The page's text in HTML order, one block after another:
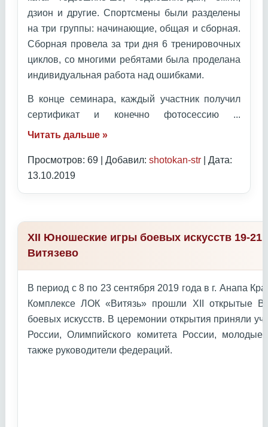
дзион и другие. Спортсмены были разделены
на три группы: начинающие, общая и сборная.
Сборная провела за три дня 6 тренировочных
циклов, со многими ребятами была проделана
индивидуальная работа над ошибками.
В конце семинара, каждый участник получил
сертификат и конечно фотосессию ...
Читать дальше »
Просмотров: 69 | Добавил: shotokan-str | Дата:
13.10.2019
XII Юношеские игры боевых искусств 19-21
Витязево
В период с 8 по 23 сентября 2019 года в г. Анапа
Комплексе ЛОК «Витязь» прошли XII открытые
боевых искусств. В церемонии открытия приняли
России, Олимпийского комитета России,
также руководители федераций.